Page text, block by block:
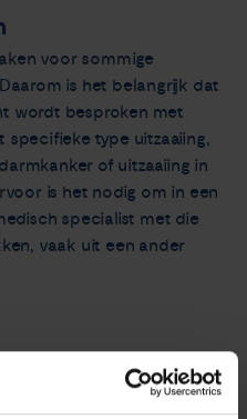
voor sommige
is het belangrijk dat
wordt besproken met
specifieke type uitzaaiing,
of uitzaaiing in
is het nodig om in een
specialist met die
vaak uit een ander
of borstkanker
goede kwaliteit van leven